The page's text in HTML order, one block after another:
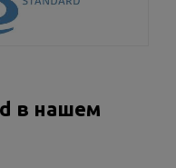
в нашем